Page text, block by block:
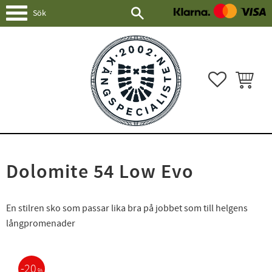
Meny
FAVORITER
Dolomite 54 Low Evo
En stilren sko som passar lika bra på jobbet som till helgens
långpromenader
20